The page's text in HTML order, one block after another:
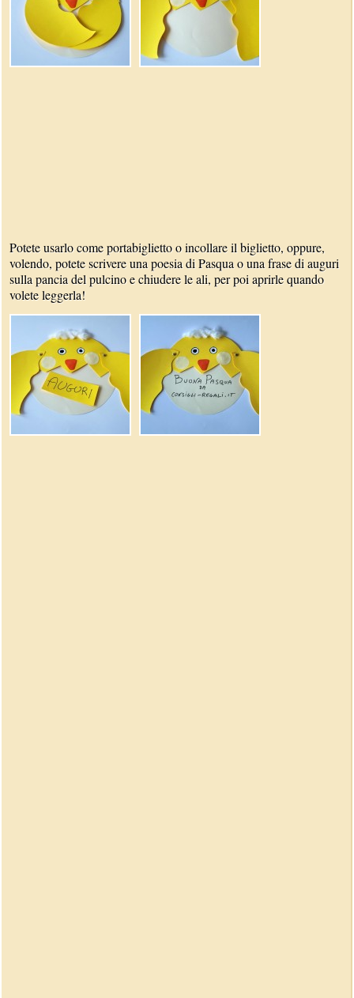
Potete usarlo come portabiglietto o incollare il biglietto, oppure,
volendo, potete scrivere una poesia di Pasqua o una frase di auguri
sulla pancia del pulcino e chiudere le ali, per poi aprirle quando
volete leggerla!